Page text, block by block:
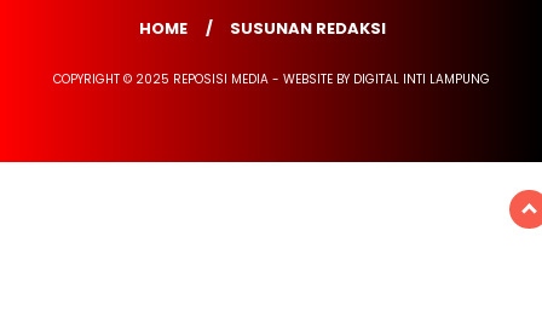
HOME SUSUNAN REDAKSI
COPYRIGHT © 2025 REPOSISI MEDIA - WEBSITE BY DIGITAL INTI LAMPUNG